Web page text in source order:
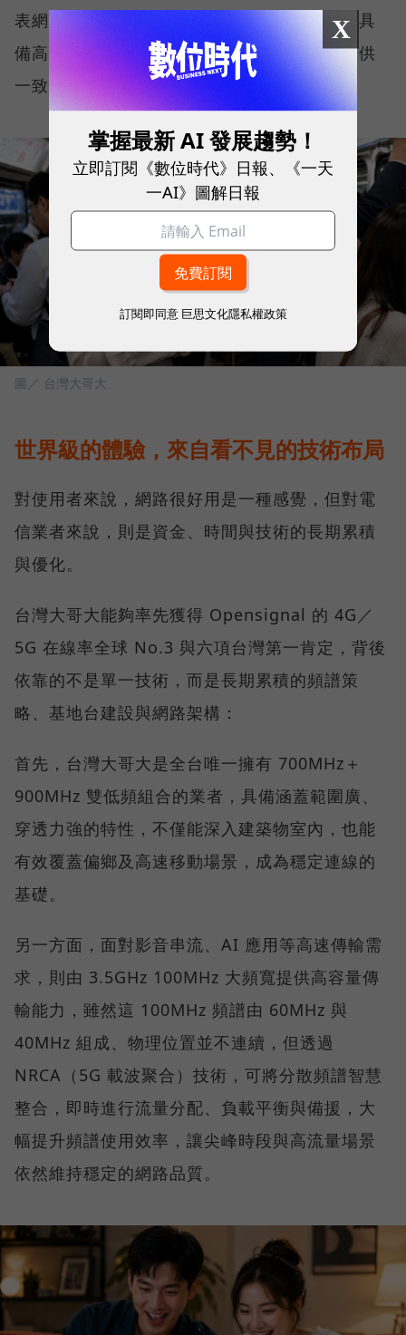
表網路速度表現優異，更證明其網路基礎建設具
備高度穩定性與韌性，能在各種使用情境下提供
一致且可靠的連線品質。
圖／ 台灣大哥大
世界級的體驗，來自看不見的技術布局
對使用者來說，網路很好用是一種感覺，但對電
信業者來說，則是資金、時間與技術的長期累積
與優化。
台灣大哥大能夠率先獲得 Opensignal 的 4G／
5G 在線率全球 No.3 與六項台灣第一肯定，背後
依靠的不是單一技術，而是長期累積的頻譜策
略、基地台建設與網路架構：
首先，台灣大哥大是全台唯一擁有 700MHz＋
900MHz 雙低頻組合的業者，具備涵蓋範圍廣、
穿透力強的特性，不僅能深入建築物室內，也能
有效覆蓋偏鄉及高速移動場景，成為穩定連線的
基礎。
另一方面，面對影音串流、AI 應用等高速傳輸需
求，則由 3.5GHz 100MHz 大頻寬提供高容量傳
輸能力，雖然這 100MHz 頻譜由 60MHz 與
40MHz 組成、物理位置並不連續，但透過
NRCA（5G 載波聚合）技術，可將分散頻譜智慧
整合，即時進行流量分配、負載平衡與備援，大
幅提升頻譜使用效率，讓尖峰時段與高流量場景
依然維持穩定的網路品質。
X
掌握最新 AI 發展趨勢！
立即訂閱《數位時代》日報、《一天
一AI》圖解日報
訂閱即同意 巨思文化隱私權政策